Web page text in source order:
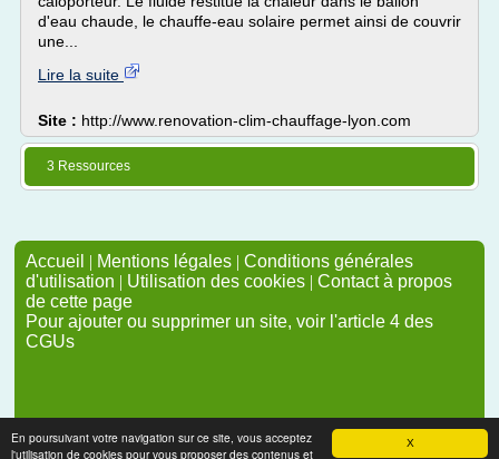
X
En poursuivant votre navigation sur ce site, vous acceptez
l'utilisation de cookies pour vous proposer des contenus et
d'eau chaude, le chauffe-eau solaire permet ainsi de couvrir
une...
Lire la suite
Site : http://www.renovation-clim-chauffage-lyon.com
3 Ressources
Accueil | Mentions légales | Conditions générales
d'utilisation | Utilisation des cookies | Contact à propos
de cette page
Pour ajouter ou supprimer un site, voir l'article 4 des
CGUs